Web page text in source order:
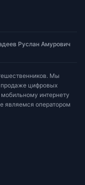
Руслан Амурович
Мы
цифровых
интернету
являемся оператором